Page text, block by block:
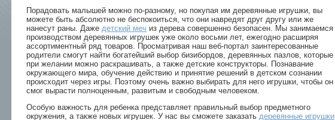
Порадовать малышей можно по-разному, но покупая им деревянные игрушки, вы
можете быть абсолютно не беспокоиться, что они навредят друг другу или же
нанесут раны. Даже детский меч из дерева совершенно безопасен. Мы занимаемся
производством деревянных игрушек уже около восьми лет, ежегодно расширяя
ассортиментный ряд товаров. Просматривая наш веб-портал заинтересованные
родители смогут найти богатейший выбор бизибордов, деревянных пазлов, которые
при желании можно раскрашивать, а также детские конструкторы. Познавание
окружающего мира, обучение действию и принятие решений в детском сознании
происходит через игры. Поэтому очень важно выбирать для него игрушки, чтобы он
смог вырасти полноценным, развитым и свободным человеком.
Особую важность для ребенка представляет правильный выбор предметного
окружения, а также новых игрушек. У нас вы сможете заказать деревянные игрушки